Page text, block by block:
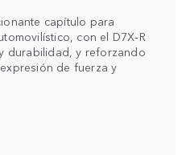
capítulo para
con el D7X‑R
durabilidad, y reforzando
de fuerza y